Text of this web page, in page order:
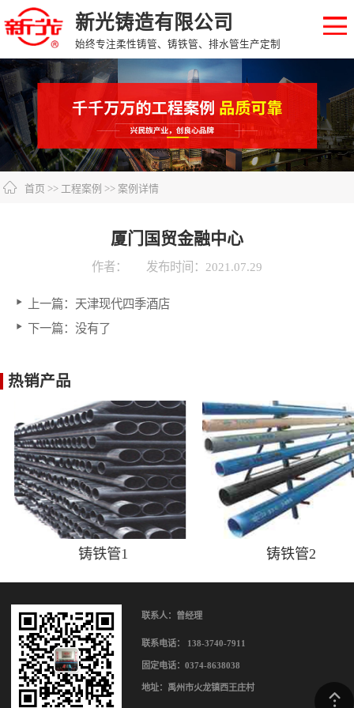
新光铸造有限公司
始终专注柔性铸管、铸铁管、排水管生产定制
首页 >> 工程案例 >> 案例详情
厦门国贸金融中心
作者： 发布时间：2021.07.29
上一篇： 天津现代四季酒店
下一篇：没有了
热销产品
铸铁管1 铸铁管2
联系人：曾经理
联系电话： 138-3740-7911
固定电话：0374-8638038
地址：禹州市火龙镇西王庄村